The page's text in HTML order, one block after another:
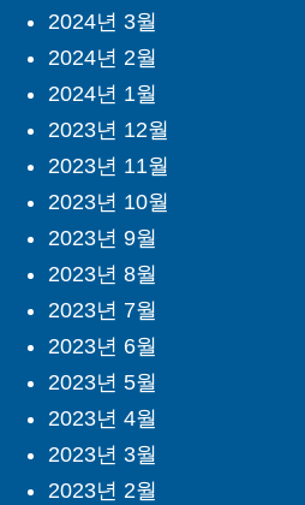
2024년 3월
2024년 2월
2024년 1월
2023년 12월
2023년 11월
2023년 10월
2023년 9월
2023년 8월
2023년 7월
2023년 6월
2023년 5월
2023년 4월
2023년 3월
2023년 2월